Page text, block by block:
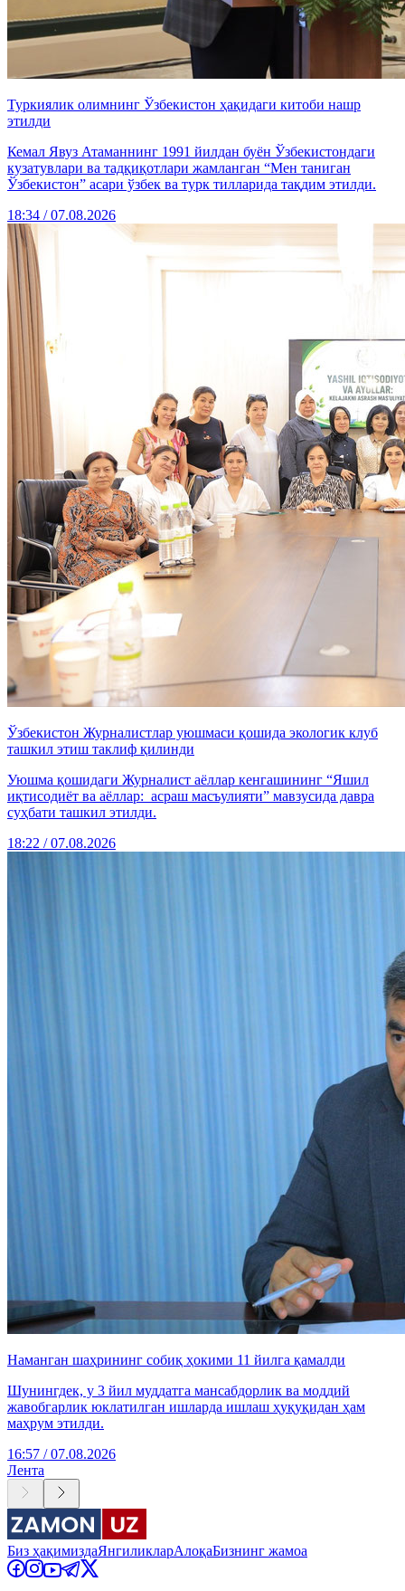
Туркиялик олимнинг Ўзбекистон ҳақидаги китоби нашр
этилди
Кемал Явуз Атаманнинг 1991 йилдан буён Ўзбекистондаги
кузатувлари ва тадқиқотлари жамланган “Мен таниган
Ўзбекистон” асари ўзбек ва турк тилларида тақдим этилди.
18:34 / 07.08.2026
Ўзбекистон Журналистлар уюшмаси қошида экологик клуб
ташкил этиш таклиф қилинди
Уюшма қошидаги Журналист аёллар кенгашининг “Яшил
иқтисодиёт ва аёллар: асраш масъулияти” мавзусида давра
суҳбати ташкил этилди.
18:22 / 07.08.2026
Наманган шаҳрининг собиқ ҳокими 11 йилга қамалди
Шунингдек, у 3 йил муддатга мансабдорлик ва моддий
жавобгарлик юклатилган ишларда ишлаш ҳуқуқидан ҳам
маҳрум этилди.
16:57 / 07.08.2026
Лента
Биз ҳақимиздаЯнгиликларАлоқаБизнинг жамоа